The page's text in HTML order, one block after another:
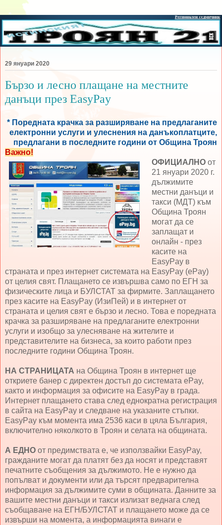
29 януари 2020
Бързо и лесно плащане на местните
данъци през EasyPay
* Поредната крачка за разширяване на предлаганите
електронни услуги и улеснения на данъкоплатците,
предлагани в последните години от Община Троян
Важно!
ОФИЦИАЛНОот
21 януари 2020 г.
дължимите
местни данъци и
такси (МДТ) към
Община Троян
могат да се
заплащат и
онлайн - през
касите на
EasyPay в
страната и през интернет системата на EasyPay (еPay)
от целия свят. Плащането се извършва само по ЕГН за
физическите лица и БУЛСТАТ за фирмите. Заплащането
през касите на EasyPay (ИзиПей) и в интернет от
страната и целия свят е бързо и лесно. Това е поредната
крачка за разширяване на предлаганите електронни
услуги и изобщо за улесняване на жителите и
представителите на бизнеса, за които работи през
последните години Община Троян.
НА СТРАНИЦАТА на Община Троян в интернет ще
откриете банер с директен достъп до системата еPay,
както и информация за офисите на EasyPay в града.
Интернет плащането става след еднократна регистрация
в сайта на EasyPay и следване на указаните стъпки.
EasyPay към момента има 2536 каси в цяла България,
включително няколкото в Троян и селата на общината.
А ЕДНО от предимствата е, че използвайки EasyPay,
гражданите могат да платят без да носят и представят
печатните съобщения за дължимото. Не е нужно да
попълват и документи или да търсят предварителна
информация за дължимите суми в общината. Данните за
вашите местни данъци и такси излизат веднага след
съобщаване на ЕГН/БУЛСТАТ и плащането може да се
извърши на момента, а информацията винаги е